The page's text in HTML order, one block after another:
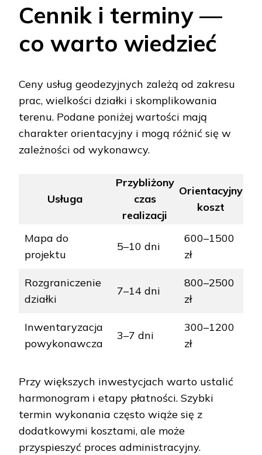
Cennik i terminy —
co warto wiedzieć
Ceny usług geodezyjnych zależą od zakresu
prac, wielkości działki i skomplikowania
terenu. Podane poniżej wartości mają
charakter orientacyjny i mogą różnić się w
zależności od wykonawcy.
Usługa
Przybliżony
czas
realizacji
Orientacyjny
koszt
Mapa do
projektu
5–10 dni
600–1500
zł
Rozgraniczenie
działki
7–14 dni
800–2500
zł
Inwentaryzacja
powykonawcza
3–7 dni
300–1200
zł
Przy większych inwestycjach warto ustalić
harmonogram i etapy płatności. Szybki
termin wykonania często wiąże się z
dodatkowymi kosztami, ale może
przyspieszyć proces administracyjny.